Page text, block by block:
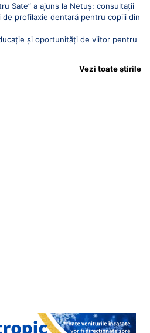
Sate” a ajuns la Netuș: consultații
profilaxie dentară pentru copiii din
și oportunități de viitor pentru
Vezi toate ştirile